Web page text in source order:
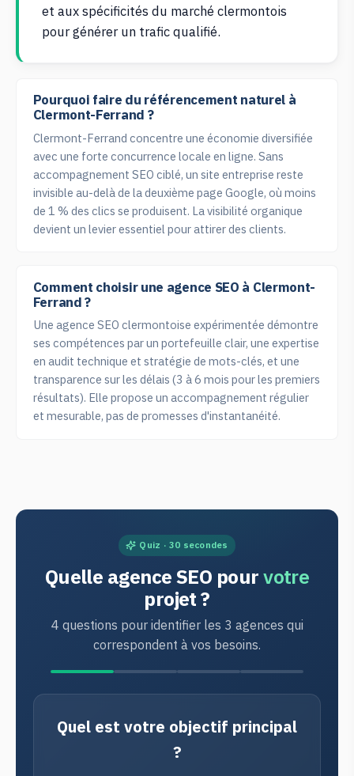
et aux spécificités du marché clermontois
pour générer un trafic qualifié.
Pourquoi faire du référencement naturel à
Clermont-Ferrand ?
Clermont-Ferrand concentre une économie diversifiée
avec une forte concurrence locale en ligne. Sans
accompagnement SEO ciblé, un site entreprise reste
invisible au-delà de la deuxième page Google, où moins
de 1 % des clics se produisent. La visibilité organique
devient un levier essentiel pour attirer des clients.
Comment choisir une agence SEO à Clermont-
Ferrand ?
Une agence SEO clermontoise expérimentée démontre
ses compétences par un portefeuille clair, une expertise
en audit technique et stratégie de mots-clés, et une
transparence sur les délais (3 à 6 mois pour les premiers
résultats). Elle propose un accompagnement régulier
et mesurable, pas de promesses d'instantanéité.
Quiz · 30 secondes
Quelle agence SEO pourvotre
projet ?
4 questions pour identifier les 3 agences qui
correspondent à vos besoins.
Quel est votre objectif principal
?